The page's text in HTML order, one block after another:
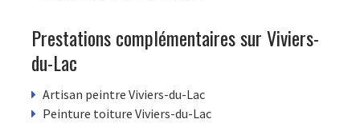
Prestations complémentaires sur Viviers-
du-Lac
Artisan peintre Viviers-du-Lac
Peinture toiture Viviers-du-Lac